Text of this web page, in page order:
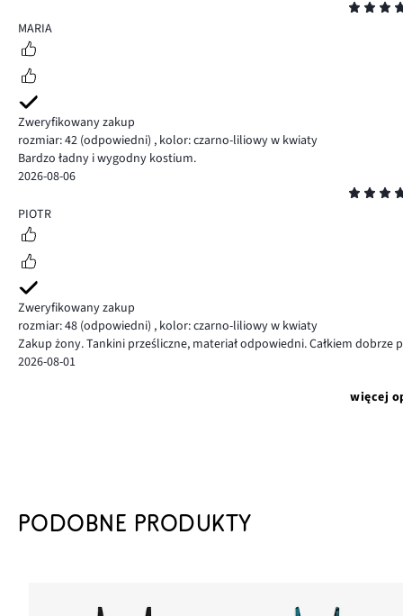
5
MARIA
Zweryfikowany zakup
rozmiar: 42 (odpowiedni) , kolor: czarno-liliowy w kwiaty
Bardzo ładny i wygodny kostium.
2026-08-06
5
PIOTR
Zweryfikowany zakup
rozmiar: 48 (odpowiedni) , kolor: czarno-liliowy w kwiaty
Zakup żony. Tankini prześliczne, materiał odpowiedni. Całkiem
2026-08-01
więcej
PODOBNE PRODUKTY